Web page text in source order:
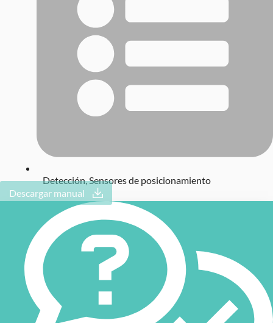
Detección,Sensores de posicionamiento
Descargar manual